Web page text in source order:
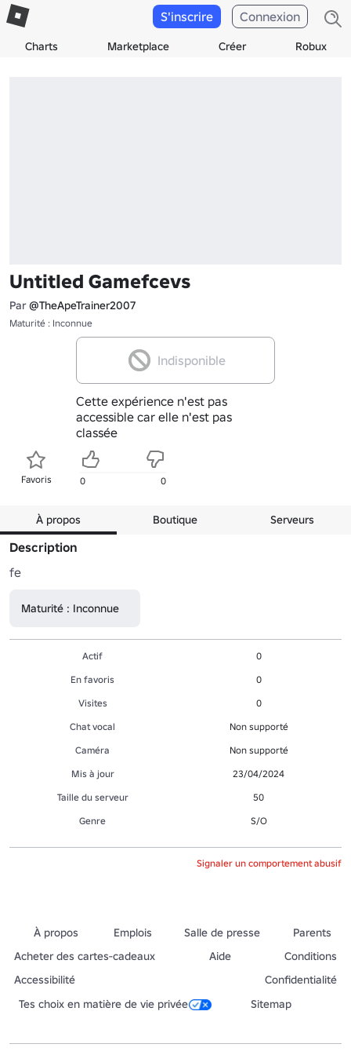
Charts Marketplace Créer Robux
S'inscrire Connexion
Untitled Gamefcevs
Par @TheApeTrainer2007
Maturité : Inconnue
Indisponible
Cette expérience n'est pas
accessible car elle n'est pas
classée
Favoris 0 0
À propos Boutique Serveurs
Description
fe
Maturité : Inconnue
Actif
0
En favoris
0
Visites
0
Chat vocal
Non supporté
Caméra
Non supporté
Mis à jour
23/04/2024
Taille du serveur
50
Genre
S/O
Signaler un comportement abusif
À propos Emplois Salle de presse
Parents
Acheter des cartes-cadeaux
Aide
Conditions
Accessibilité
Confidentialité
Tes choix en matière de vie privée
Sitemap